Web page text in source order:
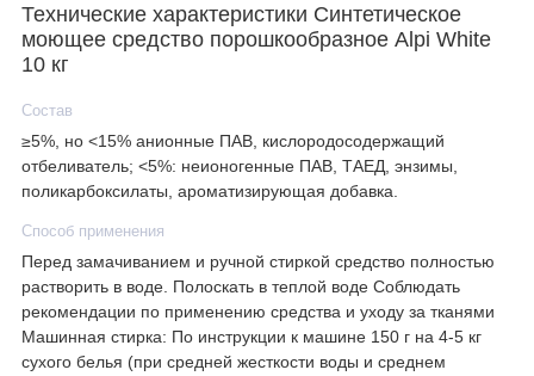
Технические характеристики Синтетическое
моющее средство порошкообразное Alpi White
10 кг
Состав
≥5%, но <15% анионные ПАВ, кислородосодержащий
отбеливатель; <5%: неионогенные ПАВ, ТАЕД, энзимы,
поликарбоксилаты, ароматизирующая добавка.
Способ применения
Перед замачиванием и ручной стиркой средство полностью
растворить в воде. Полоскать в теплой воде Соблюдать
рекомендации по применению средства и уходу за тканями
Машинная стирка: По инструкции к машине 150 г на 4-5 кг
сухого белья (при средней жесткости воды и среднем